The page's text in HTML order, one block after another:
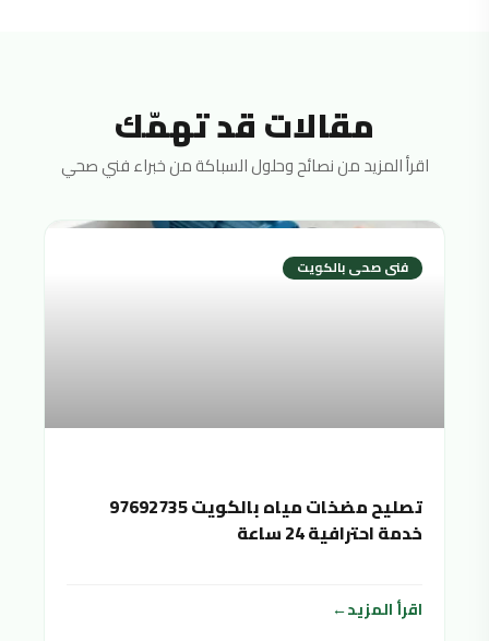
مقالات قد تهمّك
اقرأ المزيد من نصائح وحلول السباكة من خبراء فني صحي
فنى صحى بالكويت
تصليح مضخات مياه بالكويت 97692735
خدمة احترافية 24 ساعة
اقرأ المزيد